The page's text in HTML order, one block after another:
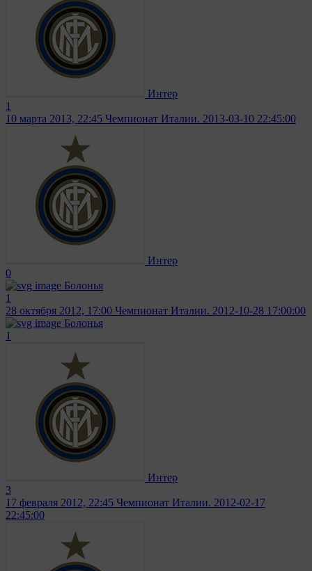
Интер
1
10 марта 2013, 22:45 Чемпионат Италии. 2013-03-10 22:45:00
Интер
0
Болонья
1
28 октября 2012, 17:00 Чемпионат Италии. 2012-10-28 17:00:00
Болонья
1
Интер
3
17 февраля 2012, 22:45 Чемпионат Италии. 2012-02-17
22:45:00